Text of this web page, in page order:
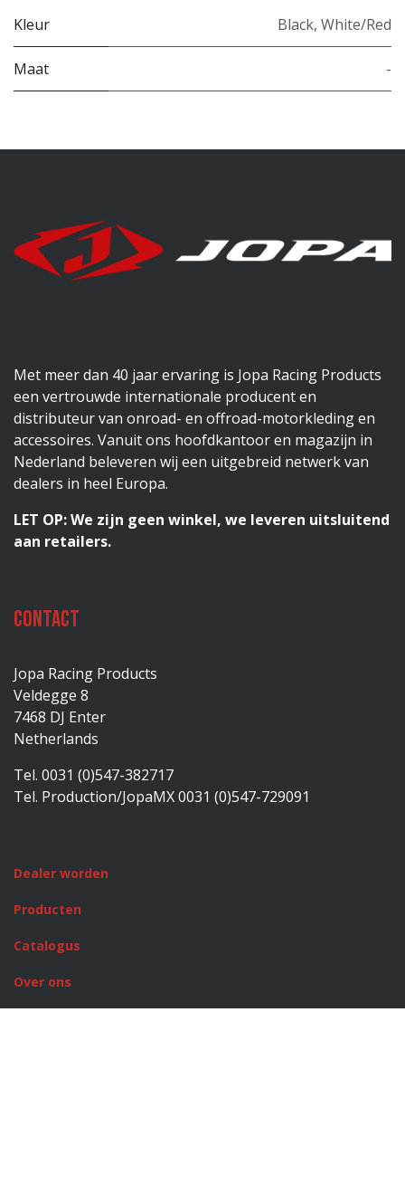
Kleur Black, White/Red
Maat -
Met meer dan 40 jaar ervaring is Jopa Racing Products
een vertrouwde internationale producent en
distributeur van onroad- en offroad-motorkleding en
accessoires. Vanuit ons hoofdkantoor en magazijn in
Nederland beleveren wij een uitgebreid netwerk van
dealers in heel Europa.
LET OP: We zijn geen winkel, we leveren uitsluitend
aan retailers.
Contact
Jopa Racing Products
Veldegge 8
7468 DJ Enter
Netherlands
Tel. 0031 (0)547-382717
Tel. Production/JopaMX 0031 (0)547-729091
Dealer worden
Producten
Catalogus
Over ons